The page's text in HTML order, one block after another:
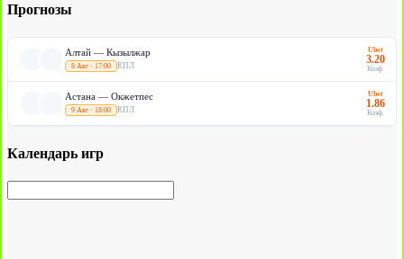
Прогнозы
Алтай — Кызылжар
8 Авг · 17:00 КПЛ
Ubet
3.20
Коэф.
Астана — Окжетпес
9 Авг · 18:00 КПЛ
Ubet
1.86
Коэф.
Календарь игр